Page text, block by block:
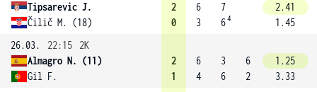
Tipsarevic J.
Čilič M. (18)
2
0
6
3
7
64
2.41
1.45
26.03.
22:15
2K
Almagro N. (11)
Gil F.
2
1
6
4
3
6
6
2
1.25
3.33